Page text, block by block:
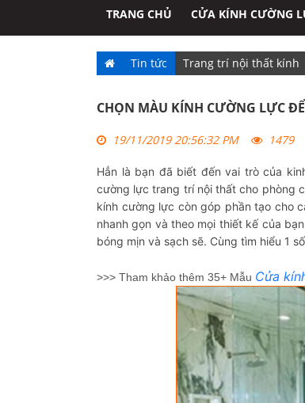
TRANG CHỦ CỬA KÍNH CƯỜNG
Tin tức Trang trí nội thất kính
CHỌN MÀU KÍNH CƯỜNG LỰC
19/11/2019 20:56:32 PM 1479
Hẳn là bạn đã biết đến vai trò của
cường lực trang trí nội thất cho phòng
kính cường lực còn góp phần tạo cho
nhanh gọn và theo mọi thiết kế của
bóng mịn và sạch sẽ. Cùng tìm hiểu 1
>>> Tham khảo thêm 35+ Mẫu Cửa